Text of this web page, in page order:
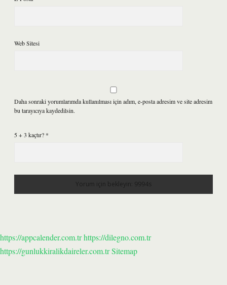
Web Sitesi
Daha sonraki yorumlarımda kullanılması için adım, e-posta adresim ve site adresim
bu tarayıcıya kaydedilsin.
5 + 3 kaçtır? *
https://appcalender.com.trhttps://dilegno.com.tr
https://gunlukkiralikdaireler.com.trSitemap